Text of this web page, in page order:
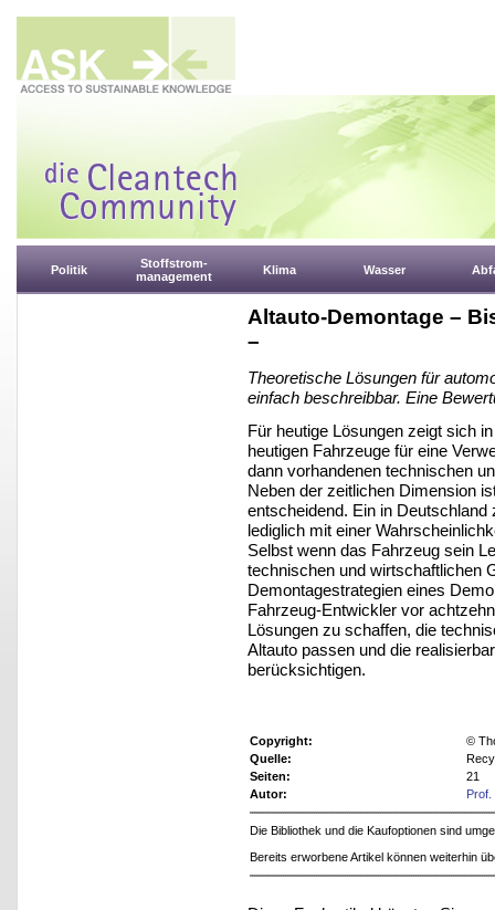
Politik
Stoffstrom-
management
Klima Wasser
Altauto-Demontage –
–
Theoretische Lösungen für
einfach beschreibbar. Eine
Für heutige Lösungen zeigt sich
heutigen Fahrzeuge für eine
dann vorhandenen technischen
Neben der zeitlichen Dimension
entscheidend. Ein in
lediglich mit einer
Selbst wenn das Fahrzeug sein
technischen und wirtschaftlichen
Demontagestrategien eines
Fahrzeug-Entwickler vor
Lösungen zu schaffen, die
Altauto passen und die
berücksichtigen.
Copyright:
©
Quelle:
Seiten:
21
Autor:
Die Bibliothek und die Kaufoptionen sind
Bereits erworbene Artikel können weiterhin